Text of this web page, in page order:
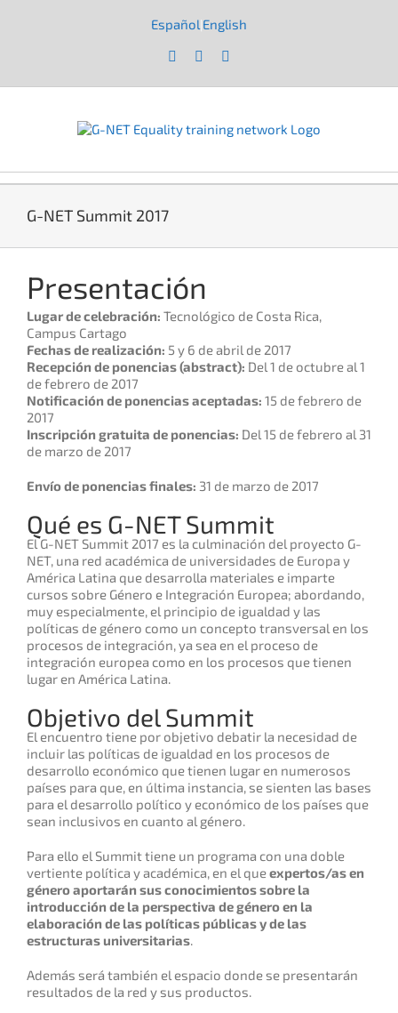
Español|English
Facebook
G-NET Summit 2017
Presentación
Lugar de celebración: Tecnológico de Costa Rica,
Campus Cartago
Fechas de realización: 5 y 6 de abril de 2017
Recepción de ponencias (abstract): Del 1 de octubre al 1
de febrero de 2017
Notificación de ponencias aceptadas: 15 de febrero de
2017
Inscripción gratuita de ponencias: Del 15 de febrero al 31
de marzo de 2017
Envío de ponencias finales: 31 de marzo de 2017
Qué es G-NET Summit
El G-NET Summit 2017 es la culminación del proyecto G-
NET, una red académica de universidades de Europa y
América Latina que desarrolla materiales e imparte
cursos sobre Género e Integración Europea; abordando,
muy especialmente, el principio de igualdad y las
políticas de género como un concepto transversal en los
procesos de integración, ya sea en el proceso de
integración europea como en los procesos que tienen
lugar en América Latina.
Objetivo del Summit
El encuentro tiene por objetivo debatir la necesidad de
incluir las políticas de igualdad en los procesos de
desarrollo económico que tienen lugar en numerosos
países para que, en última instancia, se sienten las bases
para el desarrollo político y económico de los países que
sean inclusivos en cuanto al género.
Para ello el Summit tiene un programa con una doble
vertiente política y académica, en el queexpertos/as en
género aportarán sus conocimientos sobre la
introducción de la perspectiva de género en la
elaboración de las políticas públicas y de las
estructuras universitarias.
Además será también el espacio donde se presentarán
resultados de la red y sus productos.